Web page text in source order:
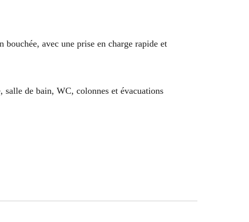
avec une prise en charge rapide et
salle de bain, WC, colonnes et évacuations